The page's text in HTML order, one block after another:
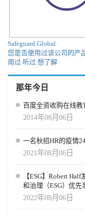
Safeguard Global
您是否使用过该公司的产
用过 听过 想了解
那年今日
百度全资收购在线教
2014年08月06日
一名秋招HR的疫情
2021年08月06日
【ESG】Robert
和治理（ESG）优先
2022年08月06日